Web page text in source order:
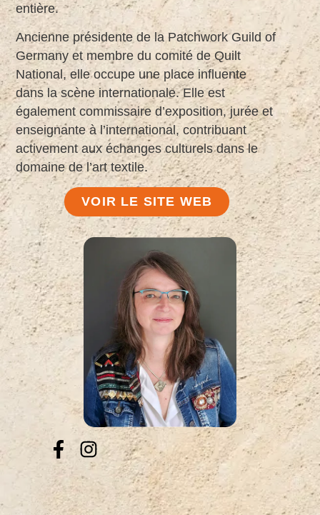
entière.
Ancienne présidente de la Patchwork Guild of
Germany et membre du comité de Quilt
National, elle occupe une place influente
dans la scène internationale. Elle est
également commissaire d’exposition, jurée et
enseignante à l’international, contribuant
activement aux échanges culturels dans le
domaine de l’art textile.
VOIR LE SITE WEB